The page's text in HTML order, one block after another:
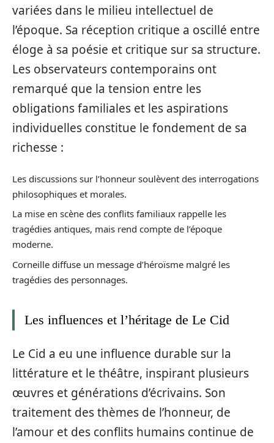
variées dans le milieu intellectuel de
l’époque. Sa réception critique a oscillé entre
éloge à sa poésie et critique sur sa structure.
Les observateurs contemporains ont
remarqué que la tension entre les
obligations familiales et les aspirations
individuelles constitue le fondement de sa
richesse :
Les discussions sur l’honneur soulèvent des interrogations
philosophiques et morales.
La mise en scène des conflits familiaux rappelle les
tragédies antiques, mais rend compte de l’époque
moderne.
Corneille diffuse un message d’héroïsme malgré les
tragédies des personnages.
Les influences et l’héritage de Le Cid
Le Cid a eu une influence durable sur la
littérature et le théâtre, inspirant plusieurs
œuvres et générations d’écrivains. Son
traitement des thèmes de l’honneur, de
l’amour et des conflits humains continue de